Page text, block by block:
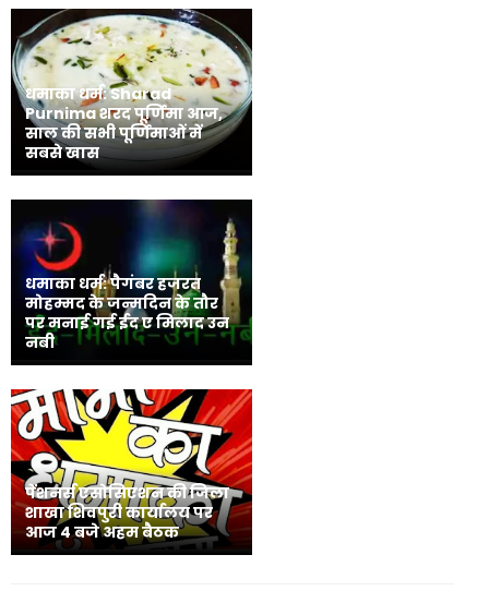
धमाका धर्म: Sharad
Purnima शरद पूर्णिमा आज,
साल की सभी पूर्णिमाओं में
सबसे खास
धमाका धर्म: पैगंबर हजरत
मोहम्मद के जन्मदिन के तौर
पर मनाई गई ईद ए मिलाद उन
नबी
पेंशनर्स एसोसिएशन की जिला
शाखा शिवपुरी कार्यालय पर
आज 4 बजे अहम बैठक